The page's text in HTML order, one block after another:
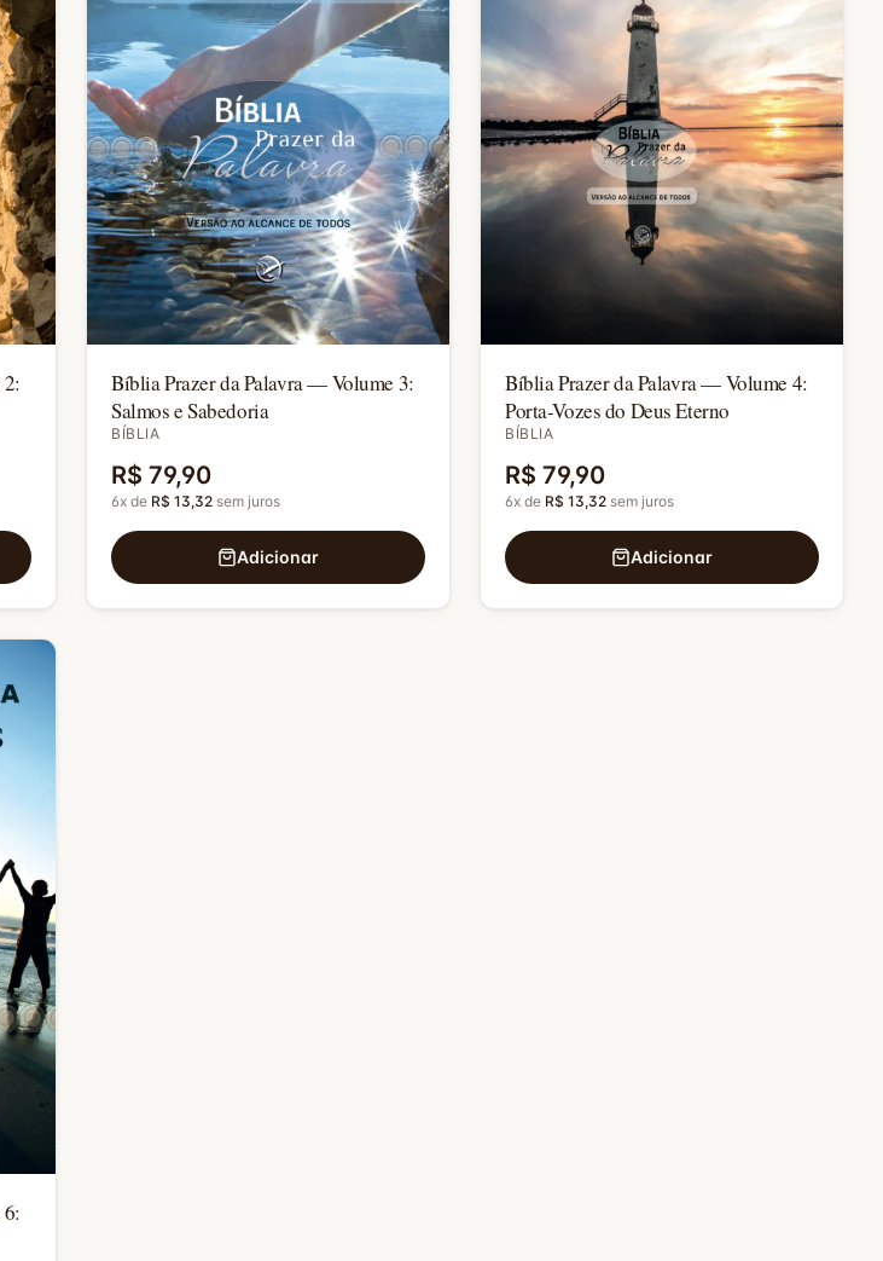
Bíblia Prazer da Palavra — Volume 3:
Salmos e Sabedoria
BÍBLIA
R$ 79,90
6x de R$ 13,32 sem juros
Adicionar
Bíblia Prazer da Palavra — Volume 4:
Porta-Vozes do Deus Eterno
BÍBLIA
R$ 79,90
6x de R$ 13,32 sem juros
Adicionar